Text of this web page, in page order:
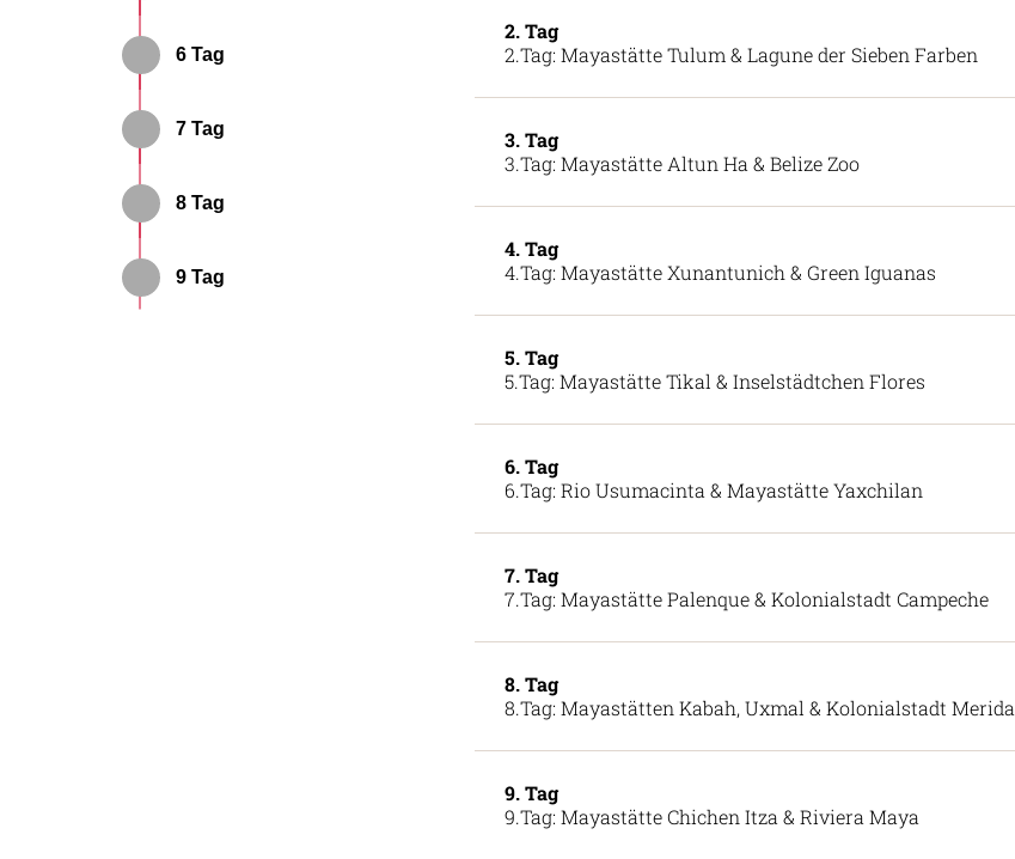
6 Tag
7 Tag
8 Tag
9 Tag
2. Tag
2.Tag: Mayastätte Tulum & Lagune der Sieben Farben
3. Tag
3.Tag: Mayastätte Altun Ha & Belize Zoo
4. Tag
4.Tag: Mayastätte Xunantunich & Green Iguanas
5. Tag
5.Tag: Mayastätte Tikal & Inselstädtchen Flores
6. Tag
6.Tag: Rio Usumacinta & Mayastätte Yaxchilan
7. Tag
7.Tag: Mayastätte Palenque & Kolonialstadt Campeche
8. Tag
8.Tag: Mayastätten Kabah, Uxmal & Kolonialstadt Merida
9. Tag
9.Tag: Mayastätte Chichen Itza & Riviera Maya